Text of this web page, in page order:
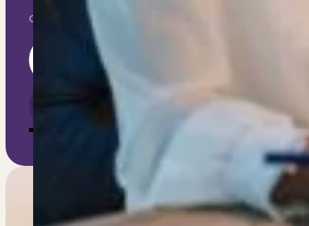
Partners
Maak gebruik van ons netwerk
Verenigingen
PUUR* is aangesloten bij...
Our exclusive content will keep you informed and
Ik ga akkoord met het ontvangen van e-mails van